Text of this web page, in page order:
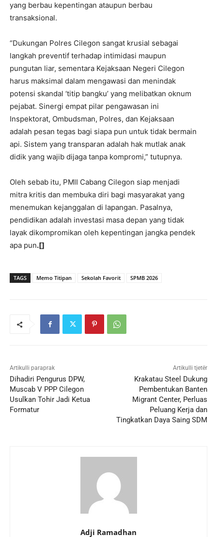
yang berbau kepentingan ataupun berbau
transaksional.
“Dukungan Polres Cilegon sangat krusial sebagai
langkah preventif terhadap intimidasi maupun
pungutan liar, sementara Kejaksaan Negeri Cilegon
harus maksimal dalam mengawasi dan menindak
potensi skandal ‘titip bangku’ yang melibatkan oknum
pejabat. Sinergi empat pilar pengawasan ini
Inspektorat, Ombudsman, Polres, dan Kejaksaan
adalah pesan tegas bagi siapa pun untuk tidak bermain
api. Sistem yang transparan adalah hak mutlak anak
didik yang wajib dijaga tanpa kompromi,” tutupnya.
Oleh sebab itu, PMII Cabang Cilegon siap menjadi
mitra kritis dan membuka diri bagi masyarakat yang
menemukan kejanggalan di lapangan. Pasalnya,
pendidikan adalah investasi masa depan yang tidak
layak dikompromikan oleh kepentingan jangka pendek
apa pun.[]
TAGS Memo Titipan Sekolah Favorit SPMB 2026
Artikulli paraprak
Dihadiri Pengurus DPW,
Muscab V PPP Cilegon
Usulkan Tohir Jadi Ketua
Formatur
Artikulli tjetër
Krakatau Steel Dukung
Pembentukan Banten
Migrant Center, Perluas
Peluang Kerja dan
Tingkatkan Daya Saing SDM
Adji Ramadhan